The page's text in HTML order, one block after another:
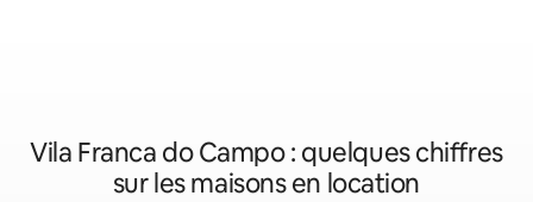
Vila Franca do Campo : quelques chiffres
sur les maisons en location